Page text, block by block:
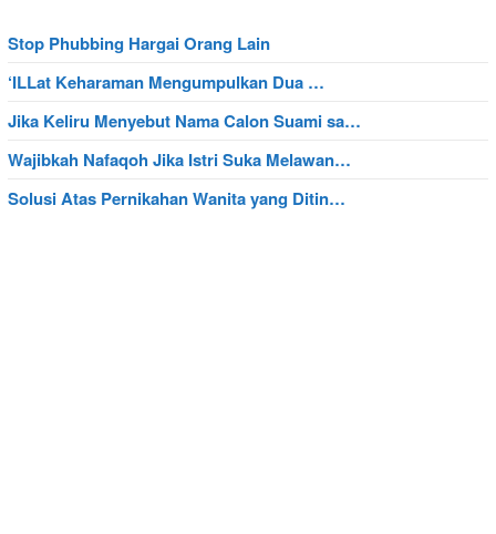
Stop Phubbing Hargai Orang Lain
‘ILLat Keharaman Mengumpulkan Dua …
Jika Keliru Menyebut Nama Calon Suami sa…
Wajibkah Nafaqoh Jika Istri Suka Melawan…
Solusi Atas Pernikahan Wanita yang Ditin…